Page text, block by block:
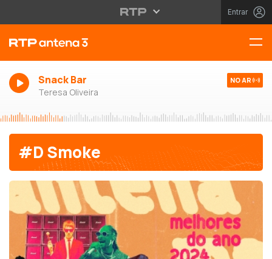
Entrar
Snack Bar
Teresa Oliveira
NO AR
#D Smoke